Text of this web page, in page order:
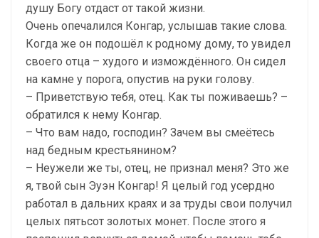
душу Богу отдаст от такой жизни.
Очень опечалился Конгар, услышав такие слова.
Когда же он подошёл к родному дому, то увидел
своего отца – худого и измождённого. Он сидел
на камне у порога, опустив на руки голову.
– Приветствую тебя, отец. Как ты поживаешь? –
обратился к нему Конгар.
– Что вам надо, господин? Зачем вы смеётесь
над бедным крестьянином?
– Неужели же ты, отец, не признал меня? Это же
я, твой сын Эуэн Конгар! Я целый год усердно
работал в дальних краях и за труды свои получил
целых пятьсот золотых монет. После этого я